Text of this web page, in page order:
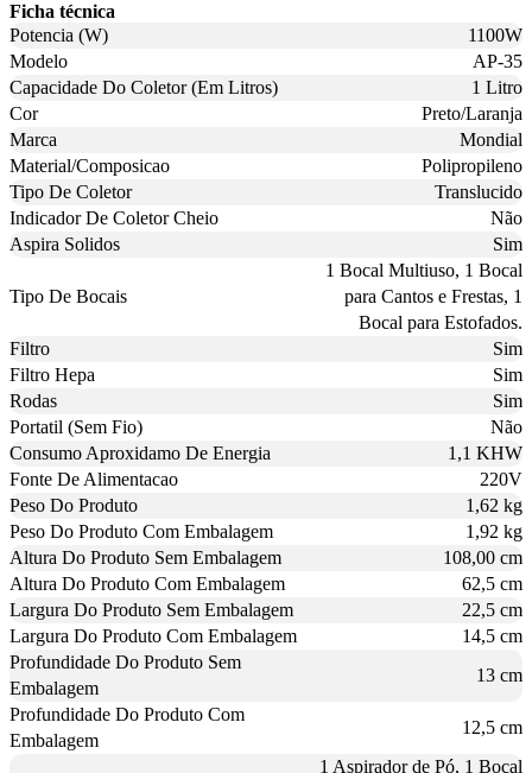
Ficha técnica
Potencia (W)
1100W
Modelo
AP-35
Capacidade Do Coletor (Em Litros)
1 Litro
Cor
Preto/Laranja
Marca
Mondial
Material/Composicao
Polipropileno
Tipo De Coletor
Translucido
Indicador De Coletor Cheio
Não
Aspira Solidos
Sim
Tipo De Bocais
1 Bocal Multiuso, 1 Bocal
para Cantos e Frestas, 1
Bocal para Estofados.
Filtro
Sim
Filtro Hepa
Sim
Rodas
Sim
Portatil (Sem Fio)
Não
Consumo Aproxidamo De Energia
1,1 KHW
Fonte De Alimentacao
220V
Peso Do Produto
1,62 kg
Peso Do Produto Com Embalagem
1,92 kg
Altura Do Produto Sem Embalagem
108,00 cm
Altura Do Produto Com Embalagem
62,5 cm
Largura Do Produto Sem Embalagem
22,5 cm
Largura Do Produto Com Embalagem
14,5 cm
Profundidade Do Produto Sem
Embalagem
13 cm
Profundidade Do Produto Com
Embalagem
12,5 cm
1 Aspirador de Pó, 1 Bocal